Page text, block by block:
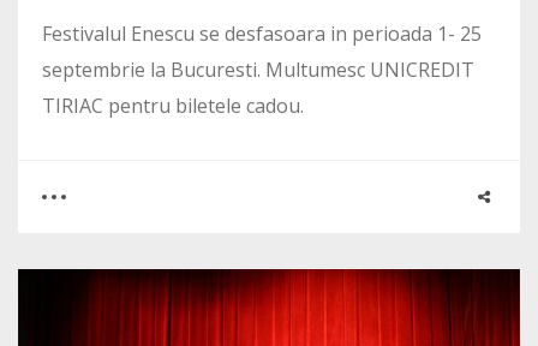
Festivalul Enescu se desfasoara in perioada 1- 25
septembrie la Bucuresti. Multumesc UNICREDIT
TIRIAC pentru biletele cadou.